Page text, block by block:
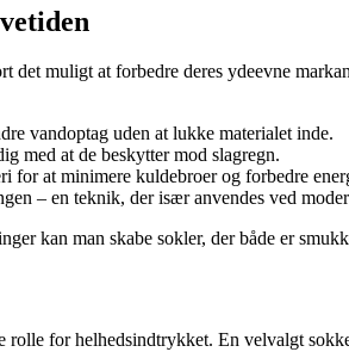
det muligt at forbedre deres ydeevne
vandoptag uden at lukke materialet inde.
med at de beskytter mod slagregn.
for at minimere kuldebroer og forbedre
– en teknik, der især anvendes ved
kan man skabe sokler, der både er
rolle for helhedsindtrykket. En velvalgt